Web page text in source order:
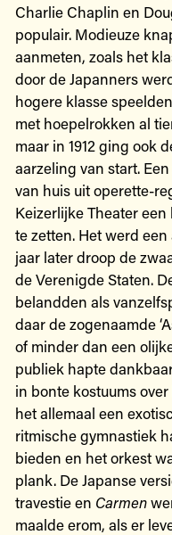
Charlie Chaplin en
populair. Modieuze
aanmeten, zoals het
door de Japanners
hogere klasse
met hoepelrokken al
maar in 1912 ging ook
aarzeling van start.
van huis uit operette-
Keizerlijke Theater
te zetten. Het werd
jaar later droop de
de Verenigde Staten.
belandden als
daar de zogenaamde
of minder dan een
publiek hapte
in bonte kostuums
het allemaal een
ritmische gymnastiek
bieden en het orkest
plank. De Japanse
travestie en Carmen
maalde erom, als er